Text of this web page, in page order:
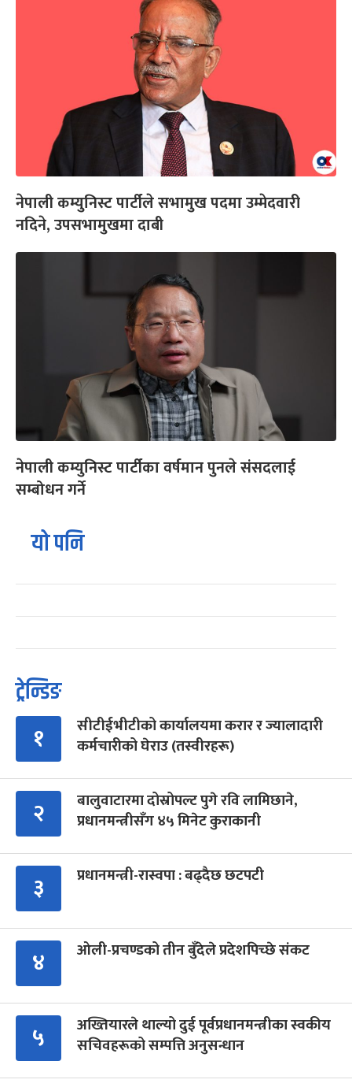
नेपाली कम्युनिस्ट पार्टीले सभामुख पदमा उम्मेदवारी
नदिने, उपसभामुखमा दाबी
नेपाली कम्युनिस्ट पार्टीका वर्षमान पुनले संसदलाई
सम्बोधन गर्ने
यो पनि
ट्रेन्डिङ
१
सीटीईभीटीको कार्यालयमा करार र ज्यालादारी
कर्मचारीको घेराउ (तस्वीरहरू)
२
बालुवाटारमा दोस्रोपल्ट पुगे रवि लामिछाने,
प्रधानमन्त्रीसँग ४५ मिनेट कुराकानी
३ प्रधानमन्त्री-रास्वपा : बढ्दैछ छटपटी
४ ओली-प्रचण्डको तीन बुँदेले प्रदेशपिच्छे संकट
५
अख्तियारले थाल्यो दुई पूर्वप्रधानमन्त्रीका स्वकीय
सचिवहरूको सम्पत्ति अनुसन्धान